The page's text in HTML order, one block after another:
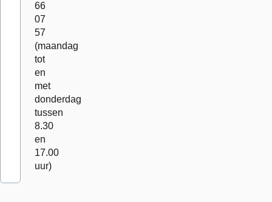
66
07
57
(maandag
tot
en
met
donderdag
tussen
8.30
en
17.00
uur)